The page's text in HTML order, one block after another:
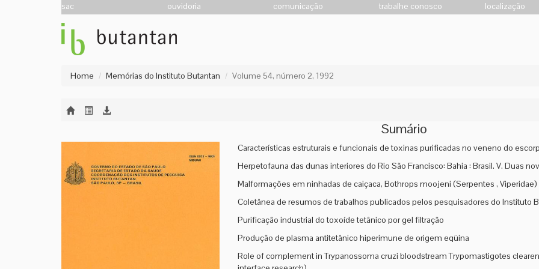
sac ouvidoria comunicação trabalhe conosco localização
Home Memórias do Instituto Butantan Volume 54, número 2, 1992
Sumário
Características estruturais e funcionais de toxinas purificadas no veneno do
Herpetofauna das dunas interiores do Rio São Francisco: Bahia : Brasil. V. Duas
Malformações em ninhadas de caiçaca, Bothrops moojeni (Serpentes , Viperidae)
Coletânea de resumos de trabalhos publicados pelos pesquisadores do Instituto
Purificação industrial do toxoíde tetânico por gel filtração
Produção de plasma antitetânico hiperimune de origem eqüina
Role of complement in Trypanossoma cruzi bloodstream Trypomastigotes